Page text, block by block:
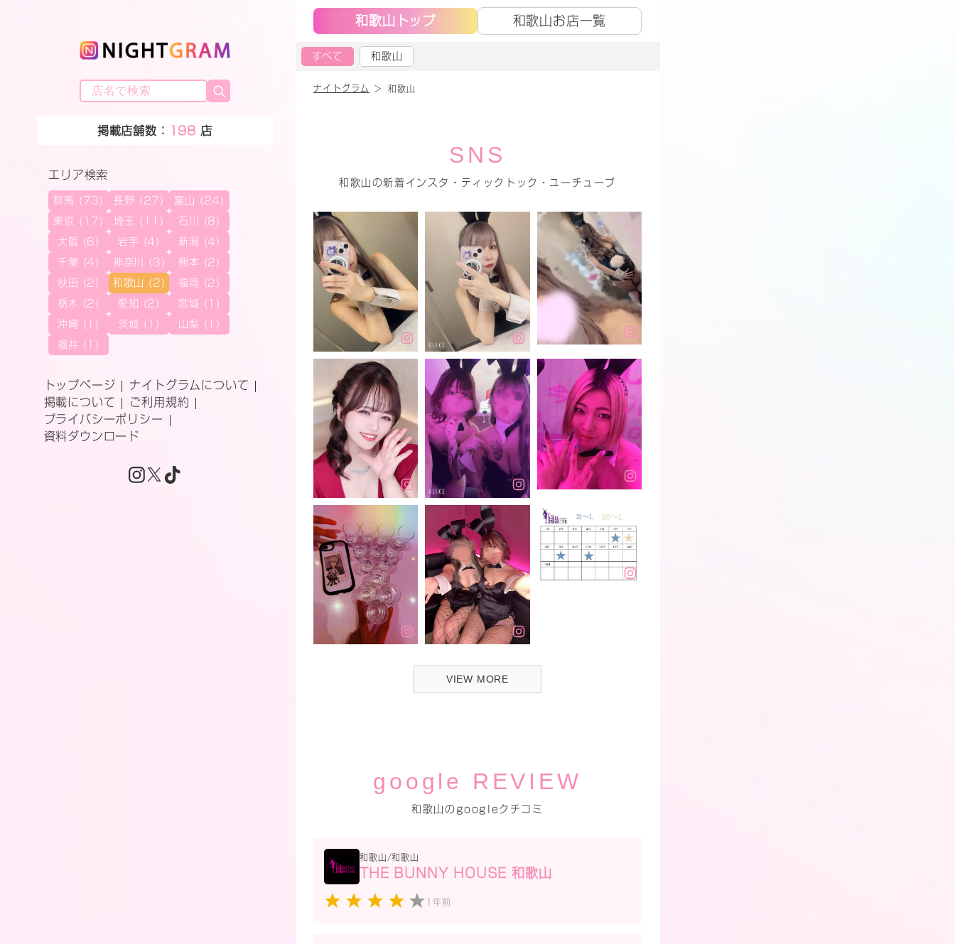
掲載店舗数： 198 店
エリア検索
群馬 (73) 長野 (27) 富山 (24)
東京 (17) 埼玉 (11) 石川 (8)
大阪 (6) 岩手 (4) 新潟 (4)
千葉 (4) 神奈川 (3) 熊本 (2)
秋田 (2) 和歌山 (2) 福岡 (2)
栃木 (2) 愛知 (2) 宮城 (1)
沖縄 (1) 茨城 (1) 山梨 (1)
福井 (1)
トップページ
ナイトグラムについて
掲載について
ご利用規約
プライバシーポリシー
資料ダウンロード
和歌山トップ 和歌山お店一覧
すべて 和歌山
ナイトグラム 和歌山
SNS
和歌山の新着インスタ・ティックトック・ユーチューブ
VIEW MORE
google REVIEW
和歌山のgoogleクチコミ
和歌山/和歌山
THE BUNNY HOUSE 和歌山
1年前